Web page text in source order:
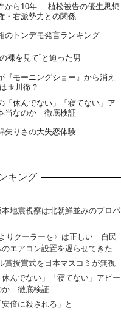
から10年──植松被告の優生思想
・右派勢力との関係
のトンデモ発言ランキング
裸を見て”と迫った男
『モーニングショー』から消え
玉川徹？
「休んでない」「寝てない」ア
当なのか 徹底検証
矢りさの大失恋体験
キング
地震視察は北朝鮮並みのプロパ
よりクーラーを〉は正しい 自民
エアコン設置を遅らせてきた
賞授賞式を日本マスコミが無視
んでない」「寝てない」アピー
か 徹底検証
倍に殺される」と